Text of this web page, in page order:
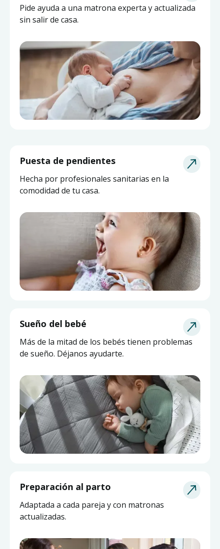
Puesta de pendientes
Hecha por profesionales sanitarias en la
comodidad de tu casa.
Pide ayuda a una matrona experta y actualizada
sin salir de casa.
Asesoría de Lactancia
Pide ayuda a una matrona experta y actualizada
sin salir de casa.
Preparación al parto
Adaptada a cada pareja y con matronas
actualizadas.
Sueño del bebé
Más de la mitad de los bebés tienen problemas
de sueño. Déjanos ayudarte.